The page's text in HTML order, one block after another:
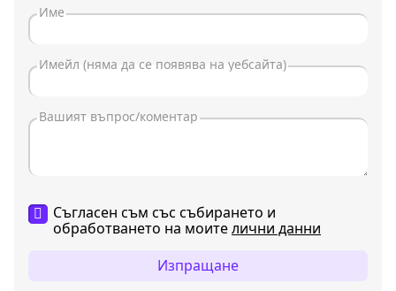
Съгласен съм със събирането и
обработването на моителични данни
Изпращане